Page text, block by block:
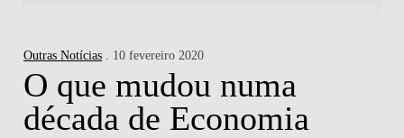
Outras Notícias . 10 fevereiro 2020
O que mudou numa
década de Economia